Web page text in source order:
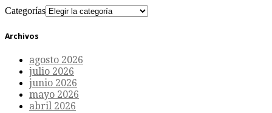
Categorías
Archivos
agosto 2026
julio 2026
junio 2026
mayo 2026
abril 2026